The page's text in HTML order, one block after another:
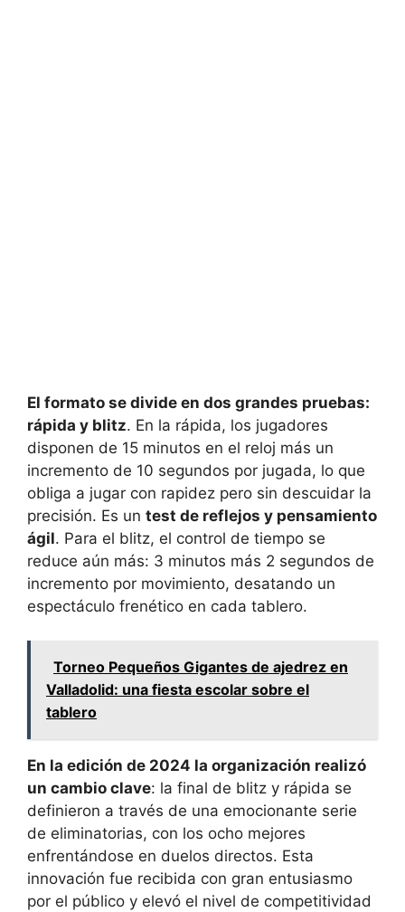
El formato se divide en dos grandes pruebas:
rápida y blitz. En la rápida, los jugadores
disponen de 15 minutos en el reloj más un
incremento de 10 segundos por jugada, lo que
obliga a jugar con rapidez pero sin descuidar la
precisión. Es un test de reflejos y pensamiento
ágil. Para el blitz, el control de tiempo se
reduce aún más: 3 minutos más 2 segundos de
incremento por movimiento, desatando un
espectáculo frenético en cada tablero.
Torneo Pequeños Gigantes de ajedrez en
Valladolid: una fiesta escolar sobre el
tablero
En la edición de 2024 la organización realizó
un cambio clave: la final de blitz y rápida se
definieron a través de una emocionante serie
de eliminatorias, con los ocho mejores
enfrentándose en duelos directos. Esta
innovación fue recibida con gran entusiasmo
por el público y elevó el nivel de competitividad